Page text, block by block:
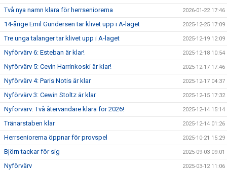
Två nya namn klara för herrseniorerna 2026-01-22 17:46
14-årige Emil Gundersen tar klivet upp i A-laget 2025-12-25 17:09
Tre unga talanger tar klivet upp i A-laget 2025-12-19 12:09
Nyförvärv 6: Esteban är klar! 2025-12-18 10:54
Nyförvärv 5: Cevin Harrinkoski är klar! 2025-12-17 17:46
Nyförvärv 4: Paris Notis är klar 2025-12-17 04:37
Nyförvärv 3: Cewin Stoltz är klar 2025-12-15 17:32
Nyförvärv: Två återvändare klara för 2026! 2025-12-14 15:14
Tränarstaben klar 2025-12-14 01:26
Herrseniorerna öppnar för provspel 2025-10-21 15:29
Björn tackar för sig 2025-09-03 09:01
Nyförvärv 2025-03-12 11:06